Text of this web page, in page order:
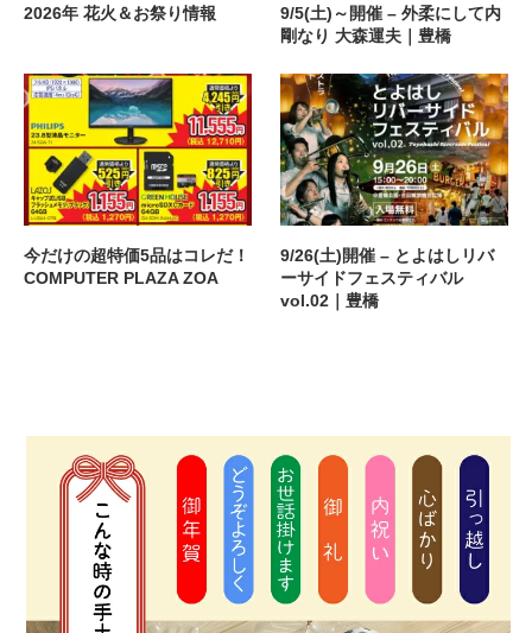
2026年 花火＆お祭り情報
9/5(土)～開催 – 外柔にして内
剛なり 大森運夫｜豊橋
今だけの超特価5品はコレだ！
COMPUTER PLAZA ZOA
9/26(土)開催 – とよはしリバ
ーサイドフェスティバル
vol.02｜豊橋